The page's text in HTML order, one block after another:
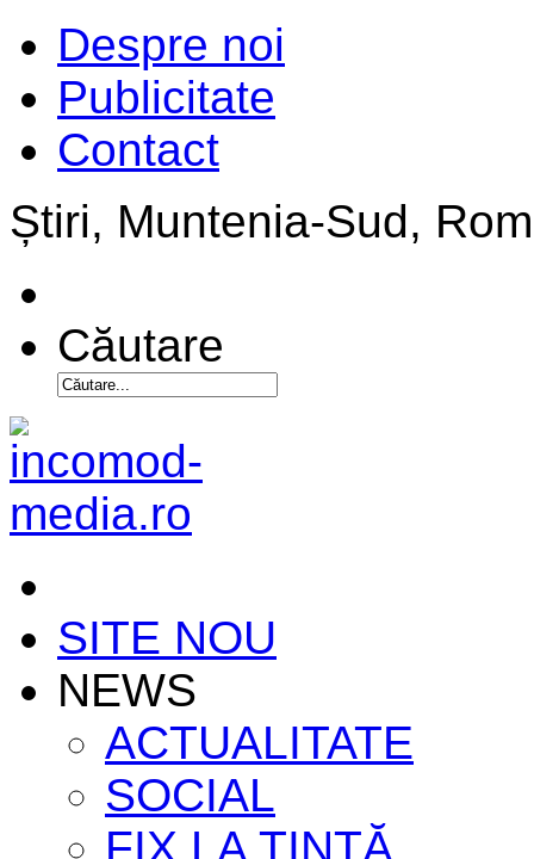
Despre noi
Publicitate
Contact
Știri, Muntenia-Sud,
Căutare
SITE NOU
NEWS
ACTUALITATE
SOCIAL
FIX LA ŢINTĂ